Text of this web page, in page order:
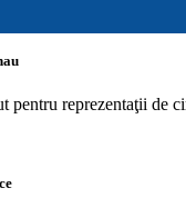
pentru reprezentaţii de